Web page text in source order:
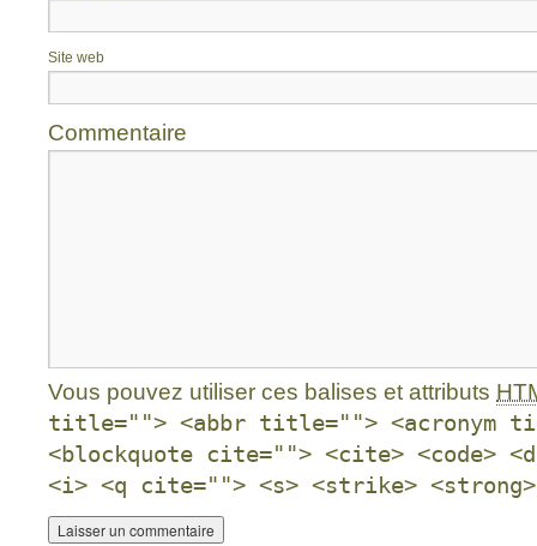
Site web
Commentaire
Vous pouvez utiliser ces balises et attributs
title=""> <abbr title=""> <acronym
<blockquote cite=""> <cite> <code>
<i> <q cite=""> <s> <strike> <strong>